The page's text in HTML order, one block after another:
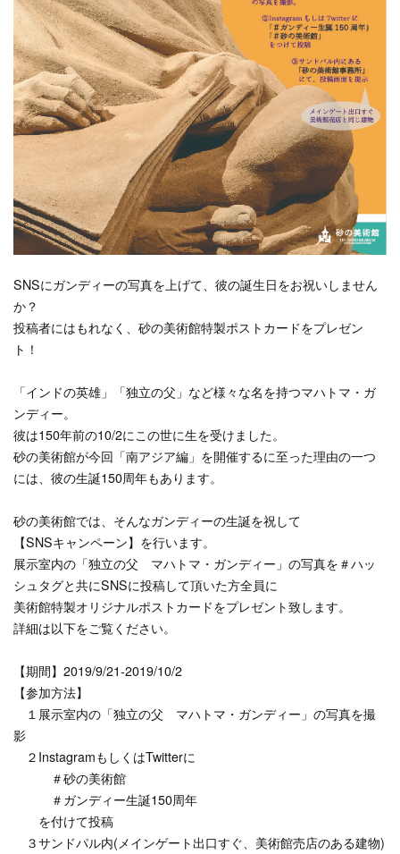
SNSにガンディーの写真を上げて、彼の誕生日をお祝いしません
か？
投稿者にはもれなく、砂の美術館特製ポストカードをプレゼン
ト！
「インドの英雄」「独立の父」など様々な名を持つマハトマ・ガ
ンディー。
彼は150年前の10/2にこの世に生を受けました。
砂の美術館が今回「南アジア編」を開催するに至った理由の一つ
には、彼の生誕150周年もあります。
砂の美術館では、そんなガンディーの生誕を祝して
【SNSキャンペーン】を行います。
展示室内の「独立の父 マハトマ・ガンディー」の写真を＃ハッ
シュタグと共にSNSに投稿して頂いた方全員に
美術館特製オリジナルポストカードをプレゼント致します。
詳細は以下をご覧ください。
【期間】2019/9/21-2019/10/2
【参加方法】
１展示室内の「独立の父 マハトマ・ガンディー」の写真を撮
影
２InstagramもしくはTwitterに
＃砂の美術館
＃ガンディー生誕150周年
を付けて投稿
３サンドパル内(メインゲート出口すぐ、美術館売店のある建物)